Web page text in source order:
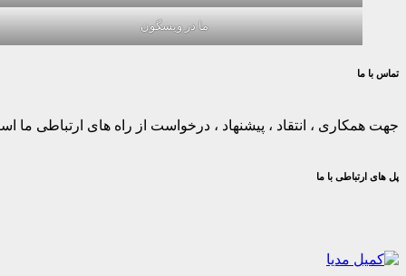
ما در ویسگون
تماس با ما
جهت همکاری ، انتقاد ، پیشنهاد ، درخواست از راه های ارتباطی ما
پل های ارتباطی با ما